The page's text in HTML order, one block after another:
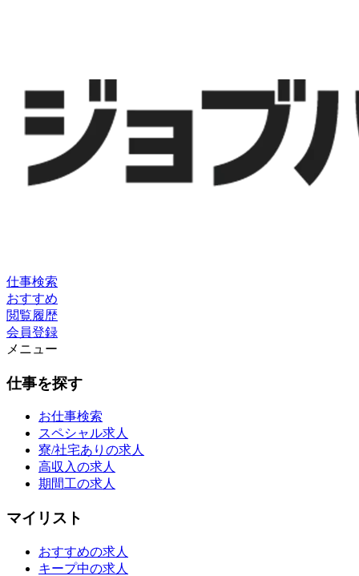
仕事検索
おすすめ
閲覧履歴
会員登録
メニュー
仕事を探す
お仕事検索
スペシャル求人
寮/社宅ありの求人
高収入の求人
期間工の求人
マイリスト
おすすめの求人
キープ中の求人